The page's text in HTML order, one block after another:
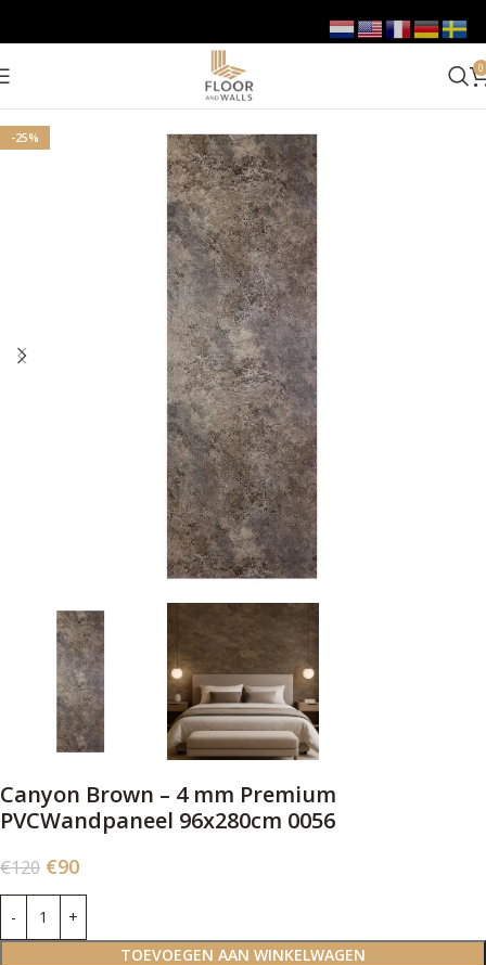
0
-25%
Canyon Brown – 4 mm Premium
PVCWandpaneel 96x280cm 0056
€120 €90
TOEVOEGEN AAN WINKELWAGEN